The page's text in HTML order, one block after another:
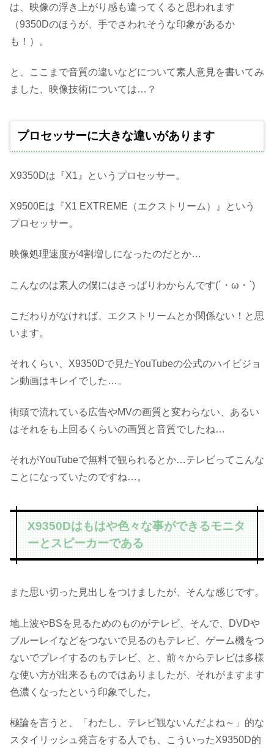
は、映像の浮き上がり感も違ってくると思われます
（9350Dのほうが、手でさわれそうな印象があるか
も！）。
と、ここまで音質の違いなどについて素人意見を書いてみ
ました、映像技術については…？
プロセッサーに大きな違いがあります
X9350Dは『X1』というプロセッサー。
X9500Eは『X1 EXTREME（エクストリーム）』という
プロセッサー。
映像処理速度が4割増しになったのだとか…
こんなのは素人の僕にはさっぱりわからんです(´・ω・`)
こだわりがなければ、エクストリームとか関係ない！と思
います。
それくらい、X9350Dで見たYouTubeの公式のハイビジョ
ン動画はキレイでした…。
街頭で流れている広告やMVの画質と変わらない、あるい
はそれをも上回るくらいの画質と音質でしたね…
それがYouTubeで無料で観られるとか…テレビってこんな
ことになっていたのですね…。
X9350Dはもはや色々な事ができるモニタ
ーとスピーカーである
また思い切った見出しをつけましたが、そんな感じです。
地上波やBSを見るためのものがテレビ、そんで、DVDや
ブルーレイなどをつないで見るのもテレビ、ゲーム機をつ
ないでプレイするのもテレビ、と、前々からテレビは多様
な使い方が出来るものではありましたが、それがますます
色濃くなったという印象でした。
極論を言うと、「わたし、テレビ観ないんだよね～」的な
スタイリッシュ発言をする人でも、こういったX9350D的